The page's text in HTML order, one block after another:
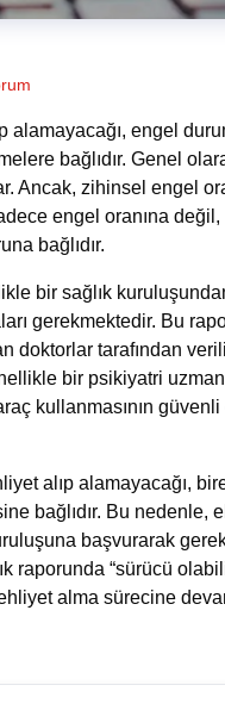
alamayacağı, engel
bağlıdır. Genel
Ancak, zihinsel engel
engel oranına
bağlıdır.
bir sağlık
gerekmektedir. Bu
doktorlar tarafından
bir psikiyatri
kullanmasının
alıp alamayacağı,
bağlıdır. Bu nedenle,
başvurarak
raporunda “sürücü
alma sürecine